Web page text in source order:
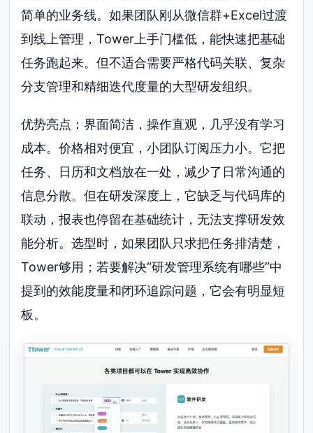
简单的业务线。如果团队刚从微信群+Excel过渡
到线上管理，Tower上手门槛低，能快速把基础
任务跑起来。但不适合需要严格代码关联、复杂
分支管理和精细迭代度量的大型研发组织。
优势亮点：界面简洁，操作直观，几乎没有学习
成本。价格相对便宜，小团队订阅压力小。它把
任务、日历和文档放在一处，减少了日常沟通的
信息分散。但在研发深度上，它缺乏与代码库的
联动，报表也停留在基础统计，无法支撑研发效
能分析。选型时，如果团队只求把任务排清楚，
Tower够用；若要解决“研发管理系统有哪些”中
提到的效能度量和闭环追踪问题，它会有明显短
板。